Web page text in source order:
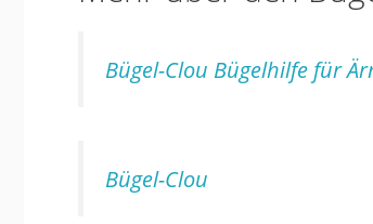
Bügel-Clou Bügelhilfe für
Bügel-Clou